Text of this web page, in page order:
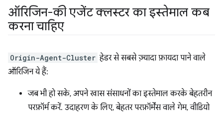
ऑरिजिन-की एजेंट क्लस्टर का इस्तेमाल कब
करना चाहिए
Origin-Agent-Cluster हेडर से सबसे ज़्यादा फ़ायदा पाने वाले
ऑरिजिन ये हैं:
जब भी हो सके, अपने खास संसाधनों का इस्तेमाल करके बेहतरीन
परफ़ॉर्म करें. उदाहरण के लिए, बेहतर परफ़ॉर्मेंस वाले गेम, वीडियो